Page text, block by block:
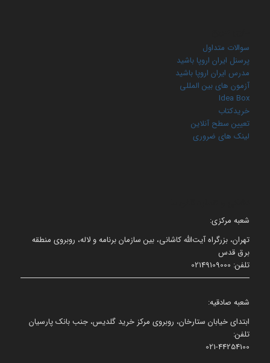
سوالات متداول
پرسنل ایران اروپا باشید
مدرس ایران اروپا باشید
آزمون های بین المللی
Idea Box
خریدکتاب
تعیین سطح آنلاین
لینک های ضروری
شعبه مرکزی:
تهران، بزرگراه آیت‌الله کاشانی، بین سازمان برنامه و لاله، روبروی منطقه
برق قدس
تلفن: 02149109000
شعبه صادقیه:
ابتدای خیابان ستارخان، روبروی مرکز خرید گلدیس، جنب بانک پارسیان
تلفن:
021-44254100